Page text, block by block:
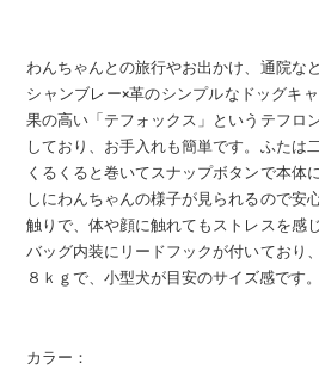
わんちゃんとの旅行やお出かけ、通院な
シャンブレー×革のシンプルなドッグキ
果の高い「テフォックス」というテフロ
しており、お手入れも簡単です。ふたは
くるくると巻いてスナップボタンで本体
しにわんちゃんの様子が見られるので安
触りで、体や顔に触れてもストレスを感
バッグ内装にリードフックが付いており
８ｋｇで、小型犬が目安のサイズ感です。
カラー：